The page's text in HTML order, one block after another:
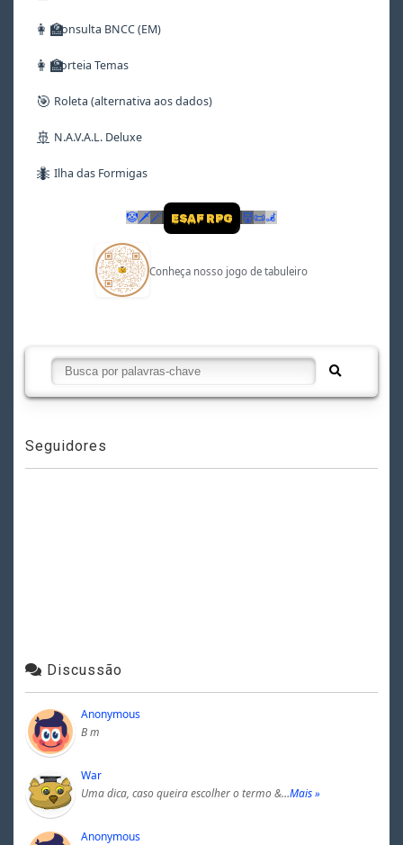
👩‍🏫Consulta BNCC (EM)
👩‍🏫Sorteia Temas
🎯 Roleta (alternativa aos dados)
🚢 N.A.V.A.L. Deluxe
🐜 Ilha das Formigas
🤡 🗡🪄 ESAF RPG 👹📜🦼
Conheça nosso jogo de tabuleiro
Seguidores
Discussão
Anonymous
B m
War
Uma dica, caso queira escolher o termo &…Mais »
Anonymous